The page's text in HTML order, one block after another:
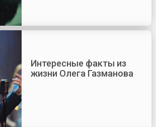
Интересные факты из
жизни Олега Газманова